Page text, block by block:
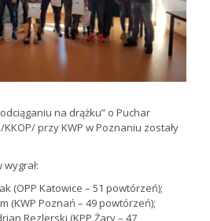
na drążku” o Puchar
przy KWP w Poznaniu zostały
(OPP Katowice – 51 powtórzeń);
(KWP Poznań – 49 powtórzeń);